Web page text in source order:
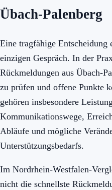
Übach-Palenberg
Eine tragfähige Entscheidung
einzigen Gespräch. In der
Rückmeldungen aus Übach-
zu prüfen und offene Punkte
gehören insbesondere
Kommunikationswege,
Abläufe und mögliche
Unterstützungsbedarfs.
Im Nordrhein-Westfalen-
nicht die schnellste